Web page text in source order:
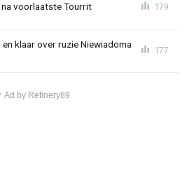
voorlaatste Tourrit 179
klaar over ruzie Niewiadoma
177
Ad by Refinery89